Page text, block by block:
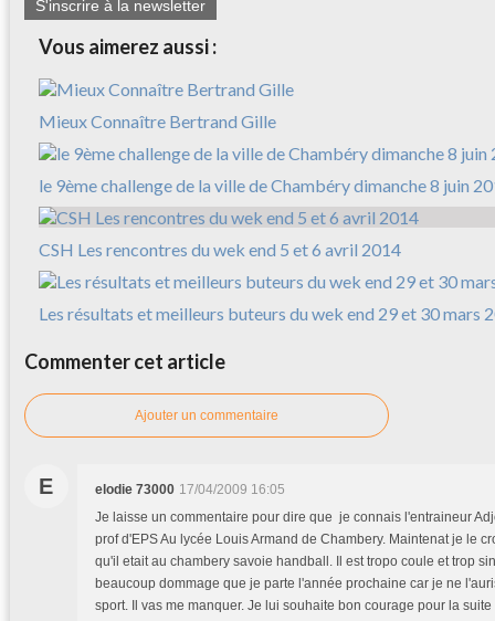
S'inscrire à la newsletter
Vous aimerez aussi :
Mieux Connaître Bertrand Gille
le 9ème challenge de la ville de Chambéry dimanche 8 juin
CSH Les rencontres du wek end 5 et 6 avril 2014
Les résultats et meilleurs buteurs du wek end 29 et 30 mars
Commenter cet article
Ajouter un commentaire
E elodie 73000 17/04/2009 16:05
Je laisse un commentaire pour dire que je connais l'entraineur
prof d'EPS Au lycée Louis Armand de Chambery. Maintenat je le
qu'il etait au chambery savoie handball. Il est tropo coule et trop
beaucoup dommage que je parte l'année prochaine car je ne
sport. Il vas me manquer. Je lui souhaite bon courage pour la